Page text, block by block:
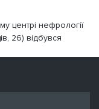
центрі нефрології
26) відбувся